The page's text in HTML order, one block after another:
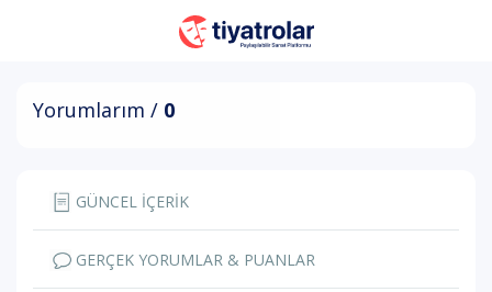
Yorumlarım / 0
GÜNCEL İÇERİK
GERÇEK YORUMLAR & PUANLAR